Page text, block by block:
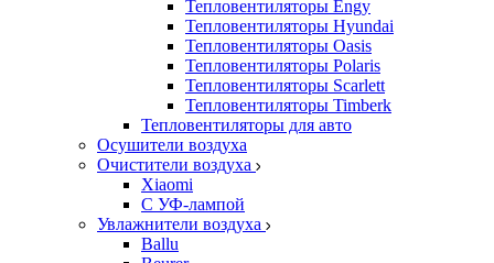
Тепловентиляторы Engy
Тепловентиляторы Hyundai
Тепловентиляторы Oasis
Тепловентиляторы Polaris
Тепловентиляторы Scarlett
Тепловентиляторы Timberk
Тепловентиляторы для авто
Осушители воздуха
Очистители воздуха
Xiaomi
С УФ-лампой
Увлажнители воздуха
Ballu